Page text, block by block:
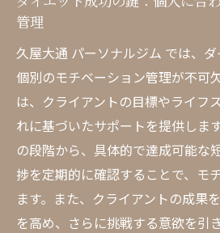
ダイエットと健康を両立
忙しいあなたに最適な久屋
のダイエットプラン
短時間で効率的に脂肪
日常生活に組み込みやす
工夫
オンラインサポートで
レーニング
管理
久屋大通 パーソナルジム では、
個別のモチベーション管理が不可
は、クライアントの目標やライフ
れに基づいたサポートを提供しま
の段階から、具体的で達成可能な
捗を定期的に確認することで、モ
ます。また、クライアントの成果
を高め、さらに挑戦する意欲を引